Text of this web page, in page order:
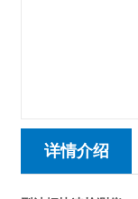
详情介绍